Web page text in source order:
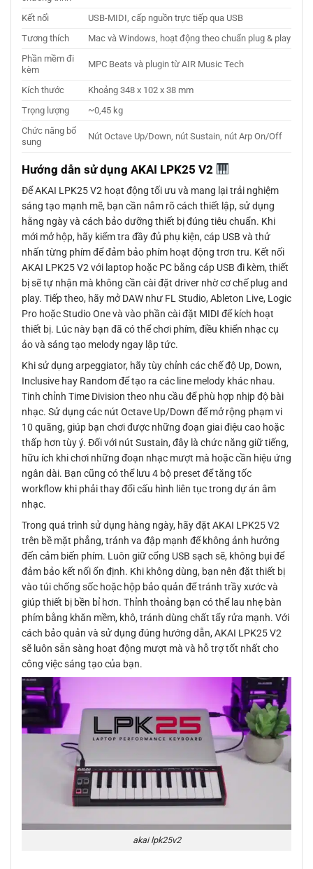
Kết nối
USB-MIDI, cấp nguồn trực tiếp qua USB
Tương thích
Mac và Windows, hoạt động theo chuẩn plug & play
Phần mềm đi
kèm
MPC Beats và plugin từ AIR Music Tech
Kích thước
Khoảng 348 x 102 x 38 mm
Trọng lượng
~0,45 kg
Chức năng bổ
sung
Nút Octave Up/Down, nút Sustain, nút Arp On/Off
Hướng dẫn sử dụng AKAI LPK25 V2
Để AKAI LPK25 V2 hoạt động tối ưu và mang lại trải nghiệm
sáng tạo mạnh mẽ, bạn cần nắm rõ cách thiết lập, sử dụng
hằng ngày và cách bảo dưỡng thiết bị đúng tiêu chuẩn. Khi
mới mở hộp, hãy kiểm tra đầy đủ phụ kiện, cáp USB và thử
nhấn từng phím để đảm bảo phím hoạt động trơn tru. Kết nối
AKAI LPK25 V2 với laptop hoặc PC bằng cáp USB đi kèm, thiết
bị sẽ tự nhận mà không cần cài đặt driver nhờ cơ chế plug and
play. Tiếp theo, hãy mở DAW như FL Studio, Ableton Live, Logic
Pro hoặc Studio One và vào phần cài đặt MIDI để kích hoạt
thiết bị. Lúc này bạn đã có thể chơi phím, điều khiển nhạc cụ
ảo và sáng tạo melody ngay lập tức.
Khi sử dụng arpeggiator, hãy tùy chỉnh các chế độ Up, Down,
Inclusive hay Random để tạo ra các line melody khác nhau.
Tinh chỉnh Time Division theo nhu cầu để phù hợp nhịp độ bài
nhạc. Sử dụng các nút Octave Up/Down để mở rộng phạm vi
10 quãng, giúp bạn chơi được những đoạn giai điệu cao hoặc
thấp hơn tùy ý. Đối với nút Sustain, đây là chức năng giữ tiếng,
hữu ích khi chơi những đoạn nhạc mượt mà hoặc cần hiệu ứng
ngân dài. Bạn cũng có thể lưu 4 bộ preset để tăng tốc
workflow khi phải thay đổi cấu hình liên tục trong dự án âm
nhạc.
Trong quá trình sử dụng hàng ngày, hãy đặt AKAI LPK25 V2
trên bề mặt phẳng, tránh va đập mạnh để không ảnh hưởng
đến cảm biến phím. Luôn giữ cổng USB sạch sẽ, không bụi để
đảm bảo kết nối ổn định. Khi không dùng, bạn nên đặt thiết bị
vào túi chống sốc hoặc hộp bảo quản để tránh trầy xước và
giúp thiết bị bền bỉ hơn. Thỉnh thoảng bạn có thể lau nhẹ bàn
phím bằng khăn mềm, khô, tránh dùng chất tẩy rửa mạnh. Với
cách bảo quản và sử dụng đúng hướng dẫn, AKAI LPK25 V2
sẽ luôn sẵn sàng hoạt động mượt mà và hỗ trợ tốt nhất cho
công việc sáng tạo của bạn.
akai lpk25v2